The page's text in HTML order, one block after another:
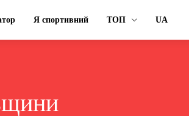
Я спортивний ТОП UA